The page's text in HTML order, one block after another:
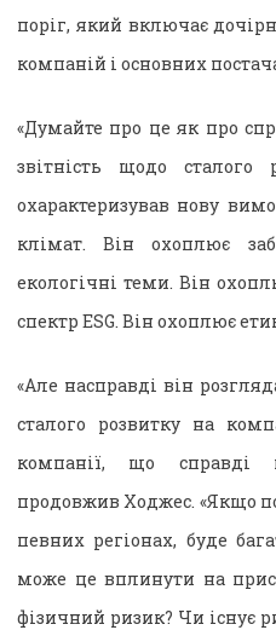
поріг, який включає
компаній і основних
«Думайте про це як про
звітність щодо
охарактеризував нову
клімат. Він охоплює
екологічні теми. Він
спектр ESG. Він охоплює
«Але насправді він
сталого розвитку на
компанії, що справді
продовжив Ходжес. «Якщо
певних регіонах, буде
може це вплинути на
фізичний ризик? Чи існує